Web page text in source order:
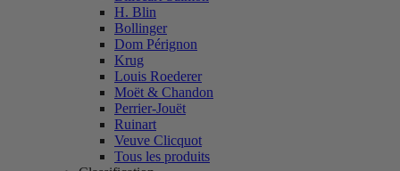
H. Blin
Bollinger
Dom Pérignon
Krug
Louis Roederer
Moët & Chandon
Perrier-Jouët
Ruinart
Veuve Clicquot
Tous les produits